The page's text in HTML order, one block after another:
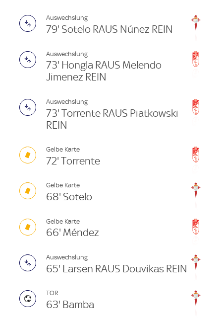
Auswechslung
79' Sotelo RAUS Núnez REIN
Auswechslung
73' Hongla RAUS Melendo
Jimenez REIN
Auswechslung
73' Torrente RAUS Piatkowski
REIN
Gelbe Karte
72' Torrente
Gelbe Karte
68' Sotelo
Gelbe Karte
66' Méndez
Auswechslung
65' Larsen RAUS Douvikas REIN
TOR
63' Bamba